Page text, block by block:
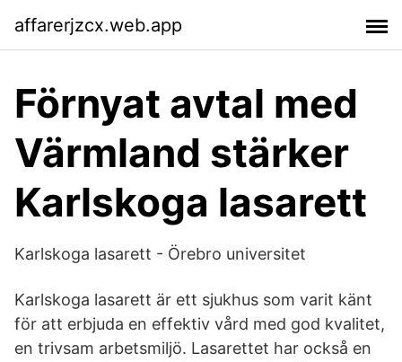
affarerjzcx.web.app
Förnyat avtal med
Värmland stärker
Karlskoga lasarett
Karlskoga lasarett - Örebro universitet
Karlskoga lasarett är ett sjukhus som varit känt
för att erbjuda en effektiv vård med god kvalitet,
en trivsam arbetsmiljö. Lasarettet har också en